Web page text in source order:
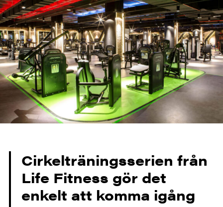
Cirkelträningsserien från
Life Fitness gör det
enkelt att komma igång